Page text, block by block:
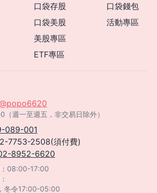
口袋存股
口袋美股
美股專區
ETF專區
口袋錢包
活動專區
（週一至週五，非交易日除外）
089-001
7753-2508(須付費)
8952-6620
08:00-17:00
冬令17:00-05:00